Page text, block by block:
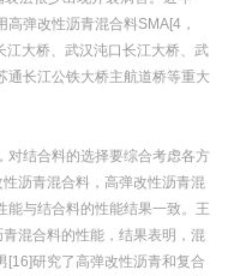
弹改性沥青混合料SMA[4，
江大桥、武汉沌口长江大桥、武
通长江公铁大桥主航道桥等重大
对结合料的选择要综合考虑各方
沥青混合料，高弹改性沥青混
能与结合料的性能结果一致。王
混合料的性能，结果表明，混
[16]研究了高弹改性沥青和复合